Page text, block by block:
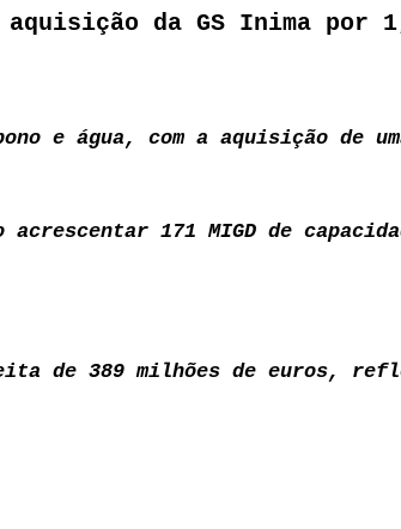
da GS Inima por
e água, com a aquisição de
171 MIGD de
de 389 milhões de euros,